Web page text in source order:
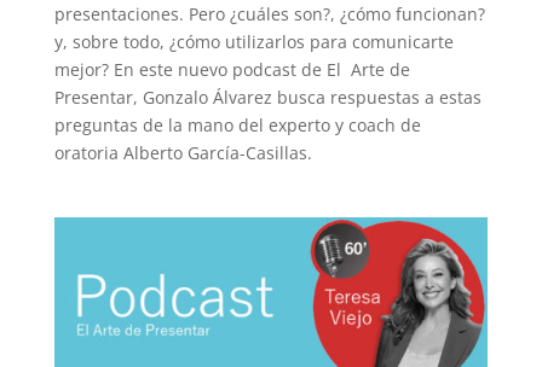
presentaciones. Pero ¿cuáles son?, ¿cómo funcionan?
y, sobre todo, ¿cómo utilizarlos para comunicarte
mejor? En este nuevo podcast de El Arte de
Presentar, Gonzalo Álvarez busca respuestas a estas
preguntas de la mano del experto y coach de
oratoria Alberto García-Casillas.